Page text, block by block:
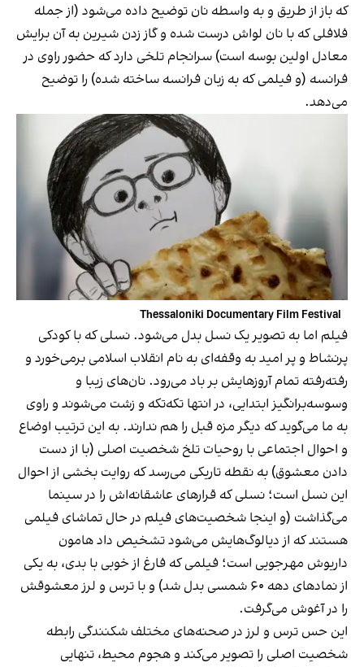
که باز از طریق و به واسطه نان توضیح داده می‌شود (از جمله
فلافلی که با نان لواش درست شده و گاز زدن شیرین به آن برایش
معادل اولین بوسه است) سرانجام تلخی دارد که حضور راوی در
فرانسه (و فیلمی که به زبان فرانسه ساخته شده) را توضیح
می‌دهد.
Thessaloniki Documentary Film Festival
فیلم اما به تصویر یک نسل بدل می‌شود. نسلی که با کودکی
پرنشاط و پر امید به وقفه‌ای به نام انقلاب اسلامی برمی‌خورد و
رفته‌رفته تمام آروزهایش بر باد می‌رود. نان‌های‌ زیبا و
وسوسه‌برانگیز ابتدایی، در انتها تکه‌تکه و زشت می‌شوند و راوی
به ما می‌گوید که دیگر مزه قبل را هم ندارند. به این ترتیب اوضاع
و احوال اجتماعی با روحیات تلخ شخصیت اصلی (با از دست
دادن معشوق) به نقطه تاریکی می‌رسد که روایت بخشی از احوال
این نسل است؛ نسلی که قرارهای عاشقانه‌اش را در سینما
می‌گذاشت (و اینجا شخصیت‌های فیلم در حال تماشای فیلمی
هستند که از دیالوگ‌هایش می‌شود تشخیص داد هامون
داریوش مهرجویی است؛ فیلمی که فارغ از خوبی با بدی، به یکی
از نمادهای دهه ۶۰ شمسی بدل شد) و با ترس و لرز معشوقش
را در آغوش می‌گرفت.
این حس ترس و لرز در صحنه‌های مختلف شکنندگی رابطه
شخصیت اصلی را تصویر می‌کند و هجوم محیط، تنهایی